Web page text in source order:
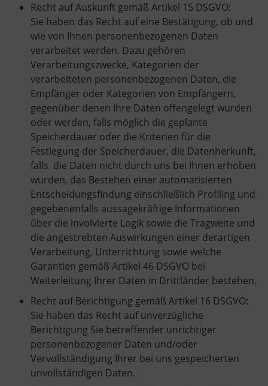
Recht auf Auskunft gemäß Artikel 15 DSGVO:
Sie haben das Recht auf eine Bestätigung, ob und
wie von Ihnen personenbezogenen Daten
verarbeitet werden. Dazu gehören
Verarbeitungszwecke, Kategorien der
verarbeiteten personenbezogenen Daten, die
Empfänger oder Kategorien von Empfängern,
gegenüber denen Ihre Daten offengelegt wurden
oder werden, falls möglich die geplante
Speicherdauer oder die Kriterien für die
Festlegung der Speicherdauer, die Datenherkunft,
falls die Daten nicht durch uns bei Ihnen erhoben
wurden, das Bestehen einer automatisierten
Entscheidungsfindung einschließlich Profiling und
gegebenenfalls aussagekräftige Informationen
über die involvierte Logik sowie die Tragweite und
die angestrebten Auswirkungen einer derartigen
Verarbeitung, Unterrichtung sowie welche
Garantien gemäß Artikel 46 DSGVO bei
Weiterleitung Ihrer Daten in Drittländer bestehen.
Recht auf Berichtigung gemäß Artikel 16 DSGVO:
Sie haben das Recht auf unverzügliche
Berichtigung Sie betreffender unrichtiger
personenbezogener Daten und/oder
Vervollständigung Ihrer bei uns gespeicherten
unvollständigen Daten.